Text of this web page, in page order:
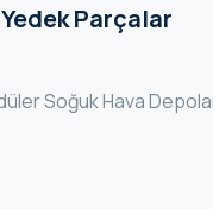
Yedek Parçalar